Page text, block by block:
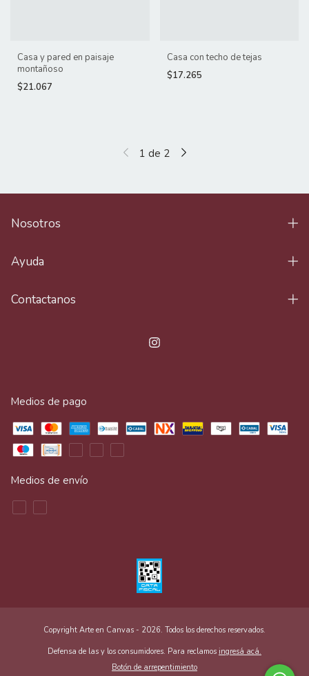
Casa y pared en paisaje
montañoso
$21.067
Casa con techo de tejas
$17.265
1 de 2
Nosotros
Ayuda
Contactanos
Medios de pago
Medios de envío
Copyright Arte en Canvas - 2026. Todos los derechos reservados.
Defensa de las y los consumidores. Para reclamos ingresá acá.
Botón de arrepentimiento